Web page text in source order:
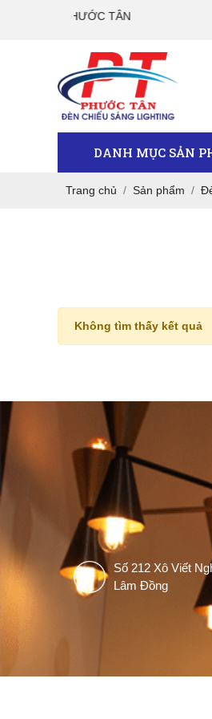
DV PHƯỚC TÂN
DANH MỤC SẢN
Trang chủ Sản phẩm
Không tìm thấy kết quả
Số 212 Xô Viết
Lâm Đồng